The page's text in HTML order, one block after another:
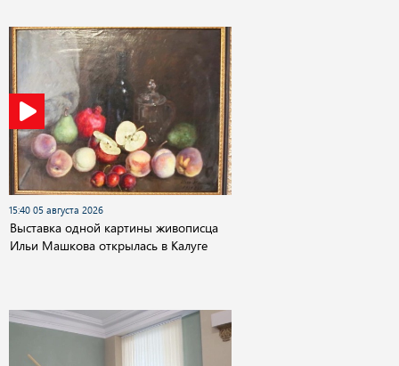
15:40 05 августа 2026
Выставка одной картины живописца
Ильи Машкова открылась в Калуге